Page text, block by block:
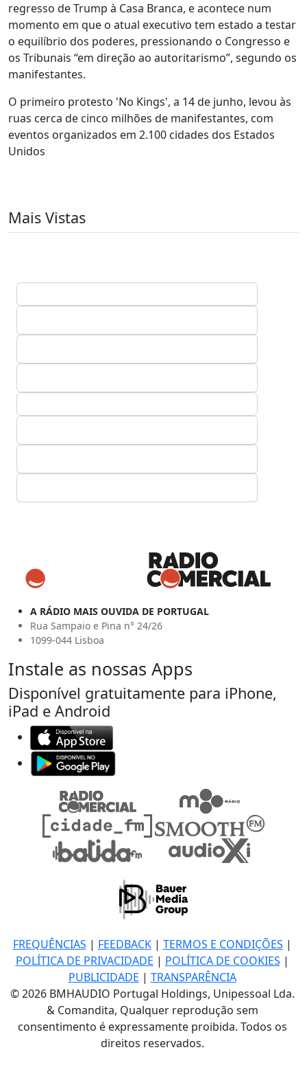
regresso de Trump à Casa Branca, e acontece num
momento em que o atual executivo tem estado a testar
o equilíbrio dos poderes, pressionando o Congresso e
os Tribunais “em direção ao autoritarismo”, segundo os
manifestantes.
O primeiro protesto 'No Kings', a 14 de junho, levou às
ruas cerca de cinco milhões de manifestantes, com
eventos organizados em 2.100 cidades dos Estados
Unidos
Mais Vistas
A RÁDIO MAIS OUVIDA DE PORTUGAL
Rua Sampaio e Pina n° 24/26
1099-044 Lisboa
Instale as nossas Apps
Disponível gratuitamente para iPhone,
iPad e Android
FREQUÊNCIAS | FEEDBACK| TERMOS E CONDIÇÕES |
POLÍTICA DE PRIVACIDADE | POLÍTICA DE COOKIES |
PUBLICIDADE | TRANSPARÊNCIA
© 2026 BMHAUDIO Portugal Holdings, Unipessoal Lda.
& Comandita, Qualquer reprodução sem
consentimento é expressamente proibida. Todos os
direitos reservados.